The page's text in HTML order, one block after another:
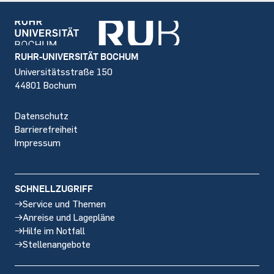
Footer
RUHR-UNIVERSITÄT BOCHUM
Universitätsstraße 150
44801 Bochum
Datenschutz
Barrierefreiheit
Impressum
SCHNELLZUGRIFF
Service und Themen
Anreise und Lagepläne
Hilfe im Notfall
Stellenangebote